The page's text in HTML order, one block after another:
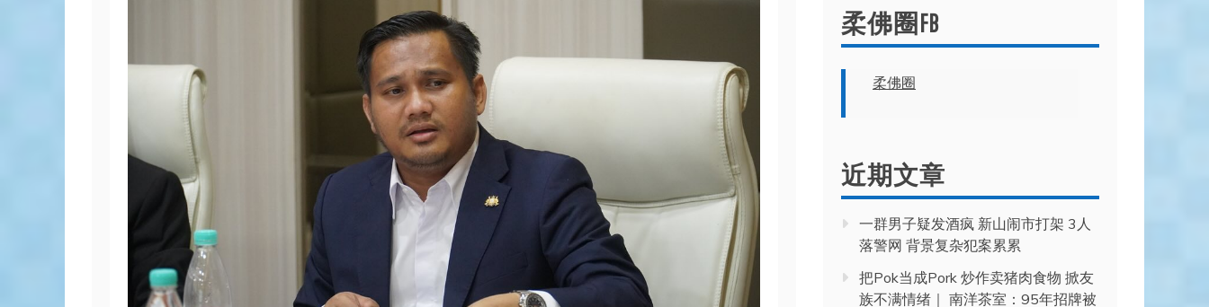
柔佛圈FB
柔佛圈
近期文章
一群男子疑发酒疯 新山闹市打架 3人
落警网 背景复杂犯案累累
把Pok当成Pork 炒作卖猪肉食物 掀友
族不满情绪｜ 南洋茶室：95年招牌被